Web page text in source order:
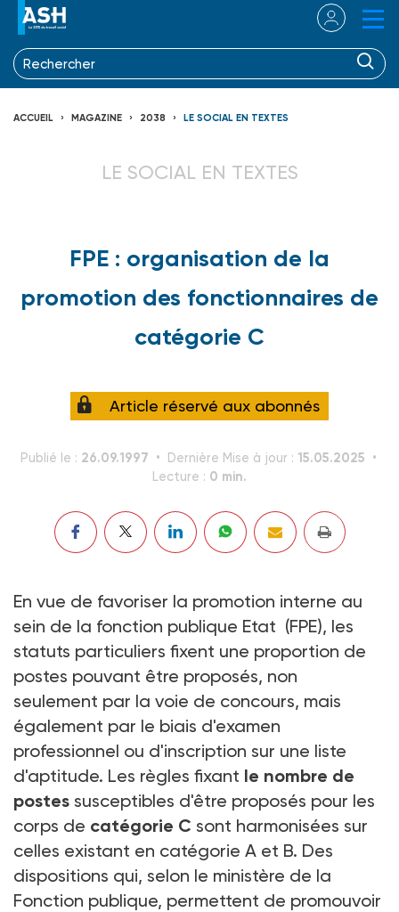
ACCUEIL MAGAZINE 2038 LE SOCIAL EN TEXTES
LE SOCIAL EN TEXTES
FPE : organisation de la
promotion des fonctionnaires de
catégorie C
Article réservé aux abonnés
Publié le : 26.09.1997 Dernière Mise à jour : 15.05.2025
Lecture : 0 min.
En vue de favoriser la promotion interne au
sein de la fonction publique Etat (FPE), les
statuts particuliers fixent une proportion de
postes pouvant être proposés, non
seulement par la voie de concours, mais
également par le biais d'examen
professionnel ou d'inscription sur une liste
d'aptitude. Les règles fixant le nombre de
postes susceptibles d'être proposés pour les
corps de catégorie C sont harmonisées sur
celles existant en catégorie A et B. Des
dispositions qui, selon le ministère de la
Fonction publique, permettent de promouvoir